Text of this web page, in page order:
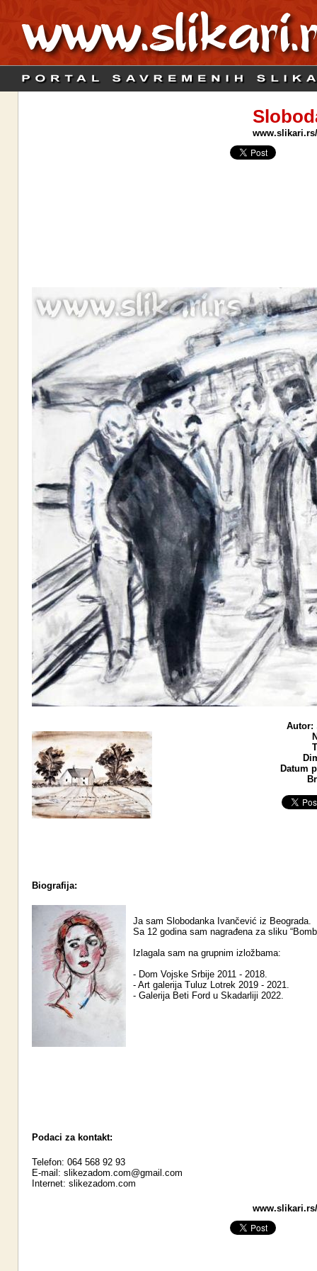
Autor:
Datum
Biografija:
Ja sam Slobodanka Ivančević iz Beograda.
Sa 12 godina sam nagrađena za sliku
Izlagala sam na grupnim izložbama:
- Dom Vojske Srbije 2011 - 2018.
- Art galerija Tuluz Lotrek 2019 - 2021.
- Galerija Beti Ford u Skadarliji 2022.
Podaci za kontakt:
Telefon: 064 568 92 93
E-mail: slikezadom.com@gmail.com
Internet: slikezadom.com